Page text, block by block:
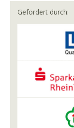
Gefördert durch: